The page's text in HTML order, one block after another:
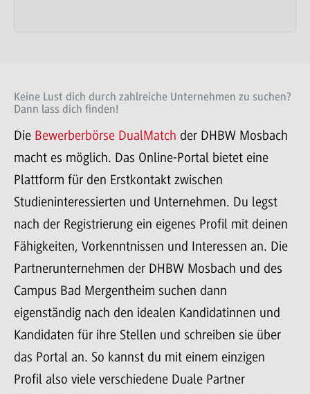
Keine Lust dich durch zahlreiche Unternehmen zu suchen?
Dann lass dich finden!
Die Bewerberbörse DualMatch der DHBW Mosbach
macht es möglich. Das Online-Portal bietet eine
Plattform für den Erstkontakt zwischen
Studieninteressierten und Unternehmen. Du legst
nach der Registrierung ein eigenes Profil mit deinen
Fähigkeiten, Vorkenntnissen und Interessen an. Die
Partnerunternehmen der DHBW Mosbach und des
Campus Bad Mergentheim suchen dann
eigenständig nach den idealen Kandidatinnen und
Kandidaten für ihre Stellen und schreiben sie über
das Portal an. So kannst du mit einem einzigen
Profil also viele verschiedene Duale Partner